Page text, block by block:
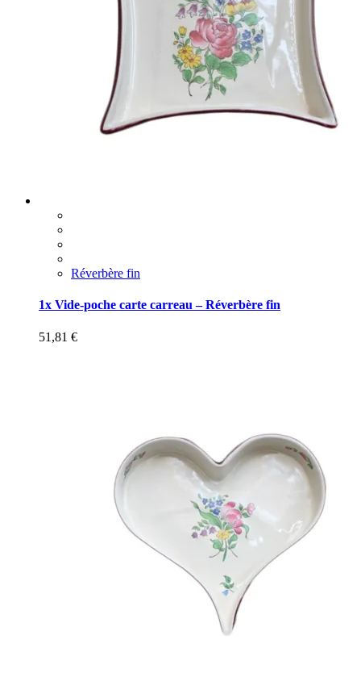
Réverbère fin
1x Vide-poche carte carreau – Réverbère fin
51,81 €